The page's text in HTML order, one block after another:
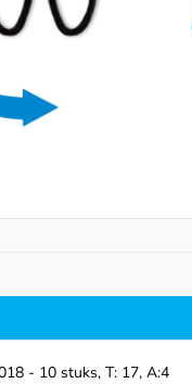
- 10 stuks, T: 17, A:4